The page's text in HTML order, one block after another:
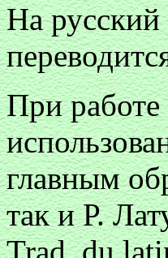
На русский
При
главным
так и Р.